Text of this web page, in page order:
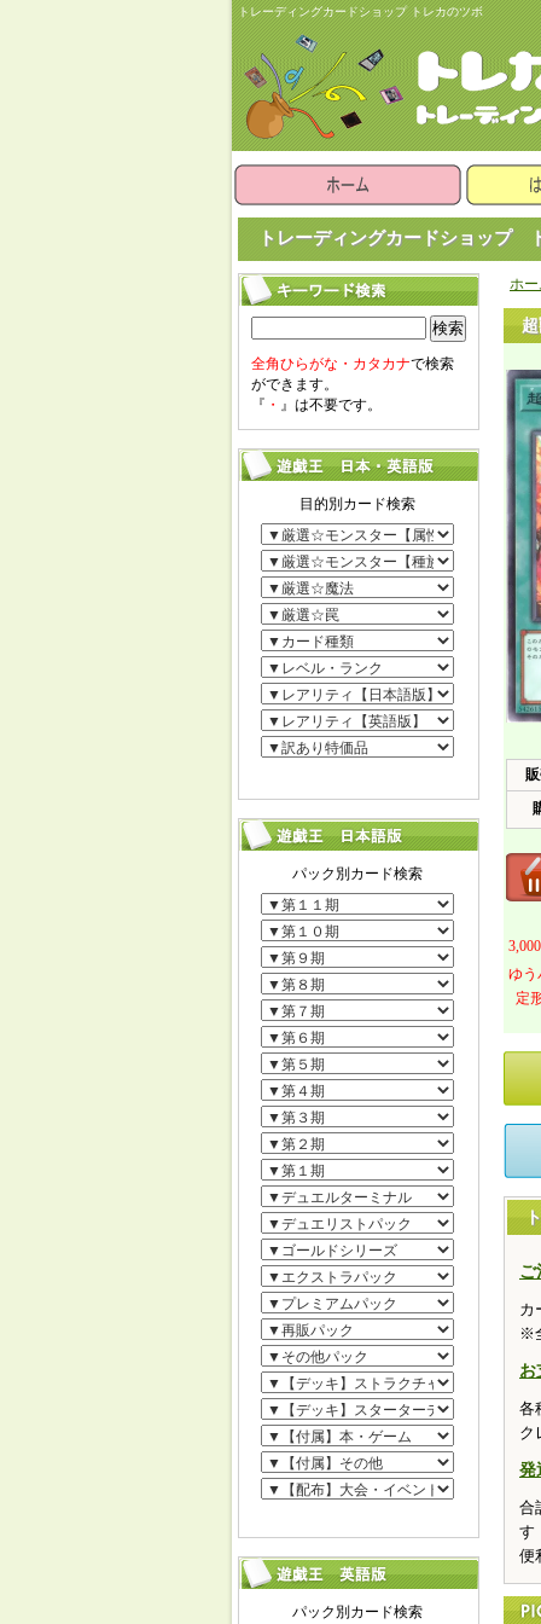
トレーディングカードショップ トレカのツボ
トレーディングカードショップ
検索
全角ひらがな・カタカナで検索
ができます。
『 ・ 』は不要です。
ホ
ゆう
定
ご
カ
※
お
各
ク
発
合
す
便